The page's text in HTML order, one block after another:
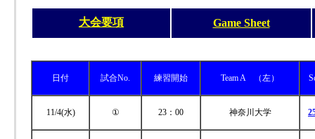
大会要項 Game Sheet
日付 試合No. 練習開始 Team A （左）
11/4(水) ① 23：00 神奈川大学